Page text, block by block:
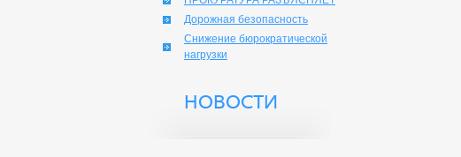
Дорожная безопасность
Снижение бюрократической
нагрузки
НОВОСТИ